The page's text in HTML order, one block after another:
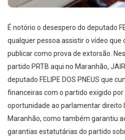
É notório o desespero do deputado
qualquer pessoa assistir o vídeo
publicar como prova de extorsão.
partido PRTB aqui no Maranhão,
deputado FELIPE DOS PNEUS que
financeiras com o partido exigido por
oportunidade ao parlamentar direito
Maranhão, como também garantiu
garantias estatutárias do partido